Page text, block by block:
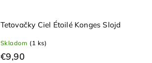
Tetovačky Ciel Étoilé Konges Slojd
Skladom (1 ks)
€9,90